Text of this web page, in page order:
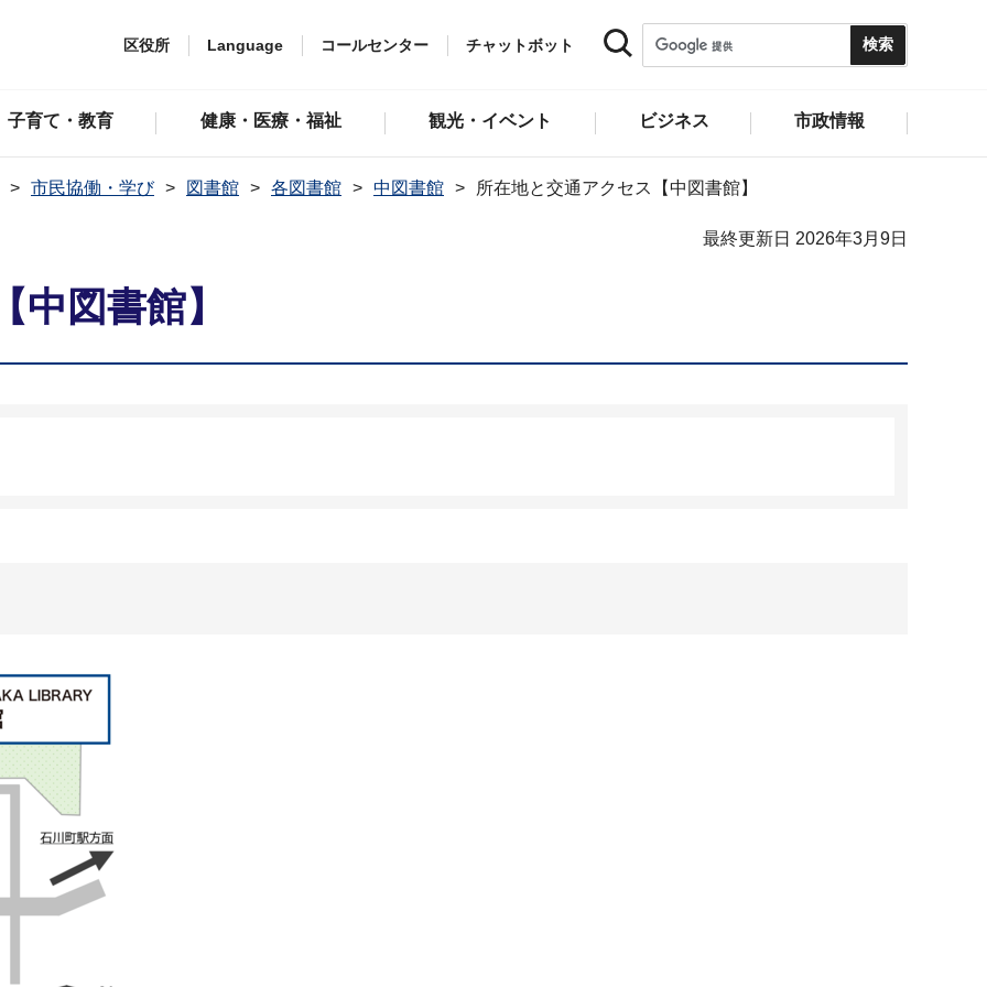
区役所 Language コールセンター チャットボット
子育て・教育 健康・医療・福祉 観光・イベント ビジネス 市政情報
市民協働・学び 図書館 各図書館 中図書館 所在地と交通アクセス【中図書館】
最終更新日 2026年3月9日
図書館】